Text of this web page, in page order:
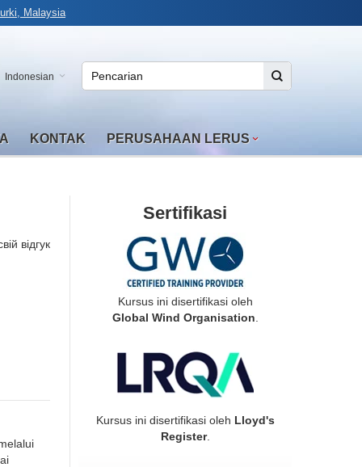
Malaysia
Indonesian
KONTAK PERUSAHAAN LERUS
відгук
Sertifikasi
Kursus ini disertifikasi oleh
Global Wind Organisation
Kursus ini disertifikasi oleh Lloyd's
Register.